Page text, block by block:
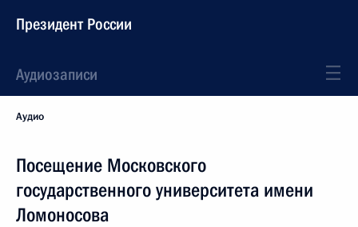
Президент России
Аудиозаписи
Аудио
Посещение Московского
государственного университета имени
Ломоносова